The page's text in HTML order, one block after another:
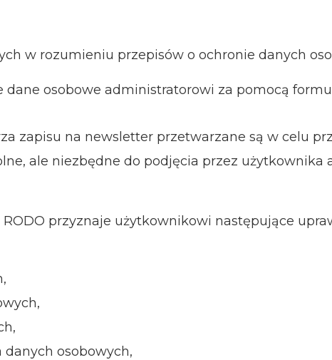
w rozumieniu przepisów o ochronie danych
osobowe administratorowi za pomocą
zapisu na newsletter przetwarzane są w celu
ale niezbędne do podjęcia przez użytkownika
przyznaje użytkownikowi następujące
osobowych,